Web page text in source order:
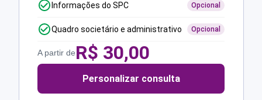
Informações do SPC Opcional
Quadro societário e administrativo Opcional
A partir deR$ 30,00
Personalizar consulta